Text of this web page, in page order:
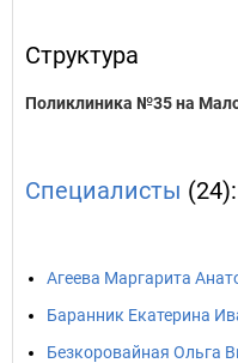
Структура
Поликлиника №35 на
Специалисты (24):
Агеева Маргарита
Баранник Екатерина
Безкоровайная Ольга